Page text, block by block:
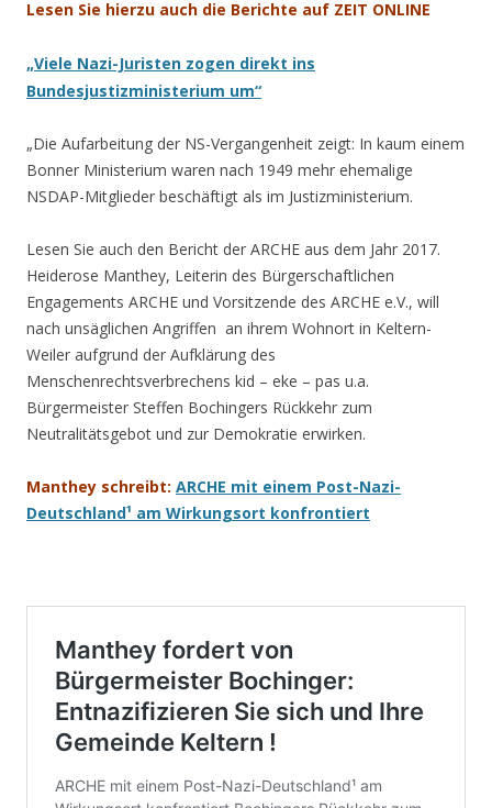
Lesen Sie hierzu auch die Berichte auf ZEIT ONLINE
„Viele Nazi-Juristen zogen direkt ins
Bundesjustizministerium um“
„Die Aufarbeitung der NS-Vergangenheit zeigt: In kaum einem
Bonner Ministerium waren nach 1949 mehr ehemalige
NSDAP-Mitglieder beschäftigt als im Justizministerium.
Lesen Sie auch den Bericht der ARCHE aus dem Jahr 2017.
Heiderose Manthey, Leiterin des Bürgerschaftlichen
Engagements ARCHE und Vorsitzende des ARCHE e.V., will
nach unsäglichen Angriffen an ihrem Wohnort in Keltern-
Weiler aufgrund der Aufklärung des
Menschenrechtsverbrechens kid – eke – pas u.a.
Bürgermeister Steffen Bochingers Rückkehr zum
Neutralitätsgebot und zur Demokratie erwirken.
Manthey schreibt: ARCHE mit einem Post-Nazi-
Deutschland¹ am Wirkungsort konfrontiert